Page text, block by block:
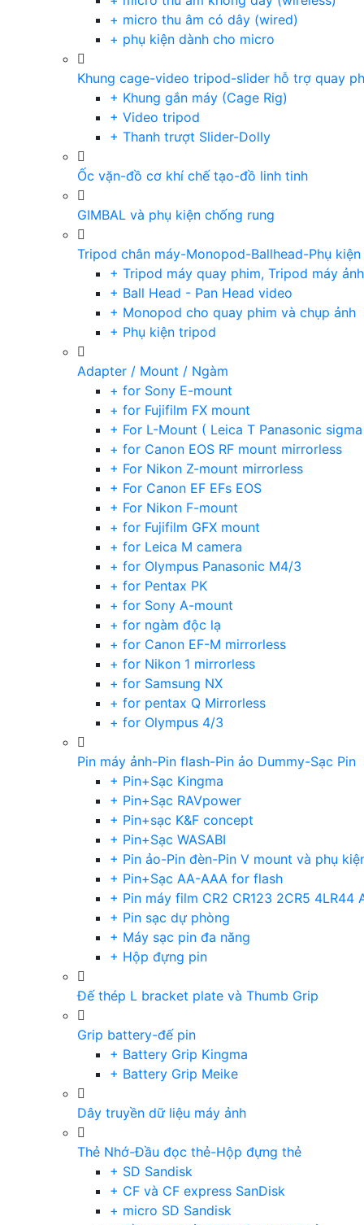
+ micro thu âm có dây (wired)
+ phụ kiện dành cho micro
Khung cage-video tripod-slider hỗ trợ quay
+ Khung gắn máy (Cage Rig)
+ Video tripod
+ Thanh trượt Slider-Dolly
Ốc vặn-đồ cơ khí chế tạo-đồ linh tinh
GIMBAL và phụ kiện chống rung
Tripod chân máy-Monopod-Ballhead-Phụ kiện
+ Tripod máy quay phim, Tripod máy
+ Ball Head - Pan Head video
+ Monopod cho quay phim và chụp ảnh
+ Phụ kiện tripod
Adapter / Mount / Ngàm
+ for Sony E-mount
+ for Fujifilm FX mount
+ For L-Mount ( Leica T Panasonic
+ for Canon EOS RF mount mirrorless
+ For Nikon Z-mount mirrorless
+ For Canon EF EFs EOS
+ For Nikon F-mount
+ for Fujifilm GFX mount
+ for Leica M camera
+ for Olympus Panasonic M4/3
+ for Pentax PK
+ for Sony A-mount
+ for ngàm độc lạ
+ for Canon EF-M mirrorless
+ for Nikon 1 mirrorless
+ for Samsung NX
+ for pentax Q Mirrorless
+ for Olympus 4/3
Pin máy ảnh-Pin flash-Pin ảo Dummy-Sạc Pin
+ Pin+Sạc Kingma
+ Pin+Sạc RAVpower
+ Pin+sạc K&F concept
+ Pin+Sạc WASABI
+ Pin ảo-Pin đèn-Pin V mount và phụ
+ Pin+Sạc AA-AAA for flash
+ Pin máy film CR2 CR123 2CR5 4LR44
+ Pin sạc dự phòng
+ Máy sạc pin đa năng
+ Hộp đựng pin
Đế thép L bracket plate và Thumb Grip
Grip battery-đế pin
+ Battery Grip Kingma
+ Battery Grip Meike
Dây truyền dữ liệu máy ảnh
Thẻ Nhớ-Đầu đọc thẻ-Hộp đựng thẻ
+ SD Sandisk
+ CF và CF express SanDisk
+ micro SD Sandisk